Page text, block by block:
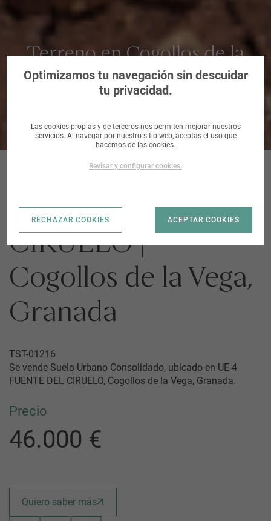
Terreno en Cogollos de la
Vega, Granada
UE-4 FUENTE DEL
CIRUELO |
Cogollos de la Vega,
Granada
TST-01216
Se vende Suelo Urbano Consolidado, ubicado en UE-4
FUENTE DEL CIRUELO, Cogollos de la Vega, Granada.
Precio
46.000 €
Quiero saber más
Optimizamos tu navegación sin descuidar
tu privacidad.
Las cookies propias y de terceros nos permiten mejorar nuestros
servicios. Al navegar por nuestro sitio web, aceptas el uso que
hacemos de las cookies.
Revisar y configurar cookies.
RECHAZAR COOKIES ACEPTAR COOKIES